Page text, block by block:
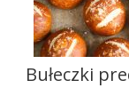
Bułeczki